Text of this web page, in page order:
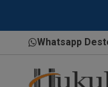
Whatsapp